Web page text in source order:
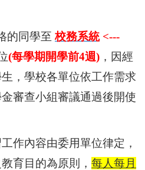
的同學至校務系統<---
(每學期開學前4週) ，因經
，學校各單位依工作需求
審查小組審議通過後開使
作內容由委用單位律定，
育目的為原則， 每人每月